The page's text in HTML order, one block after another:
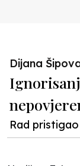
Dijana
Rad